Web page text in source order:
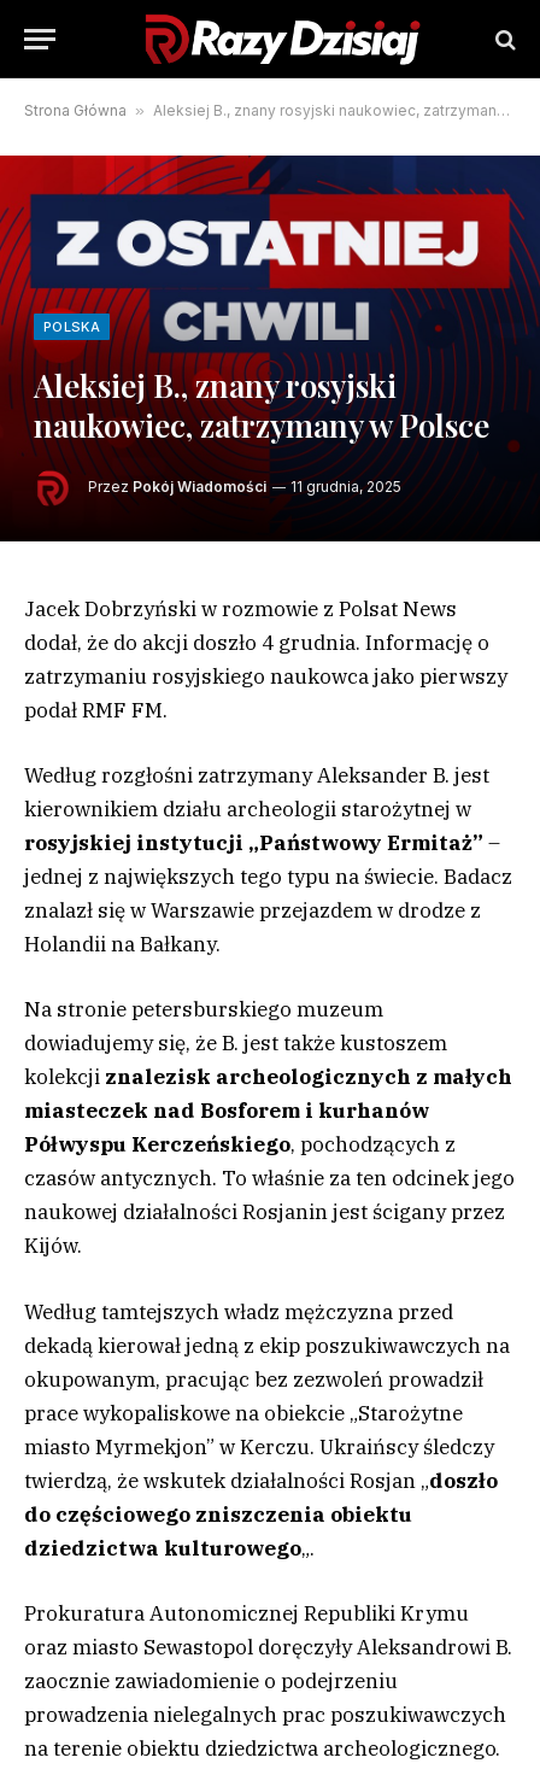
Strona Główna » Aleksiej B., znany rosyjski naukowiec, zatrzymany w Polsce
POLSKA
Aleksiej B., znany rosyjski
naukowiec, zatrzymany w Polsce
Przez Pokój Wiadomości 11 grudnia, 2025
Jacek Dobrzyński w rozmowie z Polsat News
dodał, że do akcji doszło 4 grudnia. Informację o
zatrzymaniu rosyjskiego naukowca jako pierwszy
podał RMF FM.
Według rozgłośni zatrzymany Aleksander B. jest
kierownikiem działu archeologii starożytnej w
rosyjskiej instytucji „Państwowy Ermitaż” –
jednej z największych tego typu na świecie. Badacz
znalazł się w Warszawie przejazdem w drodze z
Holandii na Bałkany.
Na stronie petersburskiego muzeum
dowiadujemy się, że B. jest także kustoszem
kolekcji znalezisk archeologicznych z małych
miasteczek nad Bosforem i kurhanów
Półwyspu Kerczeńskiego, pochodzących z
czasów antycznych. To właśnie za ten odcinek jego
naukowej działalności Rosjanin jest ścigany przez
Kijów.
Według tamtejszych władz mężczyzna przed
dekadą kierował jedną z ekip poszukiwawczych na
okupowanym, pracując bez zezwoleń prowadził
prace wykopaliskowe na obiekcie „Starożytne
miasto Myrmekjon” w Kerczu. Ukraińscy śledczy
twierdzą, że wskutek działalności Rosjan „doszło
do częściowego zniszczenia obiektu
dziedzictwa kulturowego„.
Prokuratura Autonomicznej Republiki Krymu
oraz miasto Sewastopol doręczyły Aleksandrowi B.
zaocznie zawiadomienie o podejrzeniu
prowadzenia nielegalnych prac poszukiwawczych
na terenie obiektu dziedzictwa archeologicznego.